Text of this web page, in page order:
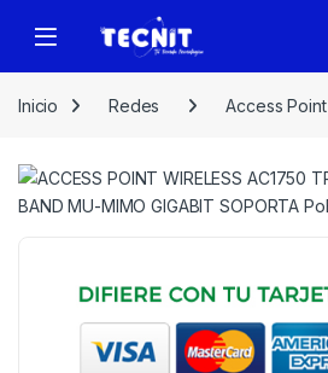
Inicio Redes Access Point